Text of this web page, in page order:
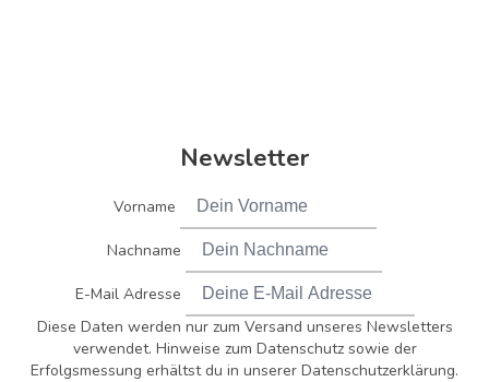
Newsletter
Vorname
Nachname
E-Mail Adresse
Diese Daten werden nur zum Versand unseres Newsletters
verwendet. Hinweise zum Datenschutz sowie der
Erfolgsmessung erhältst du in unserer Datenschutzerklärung.